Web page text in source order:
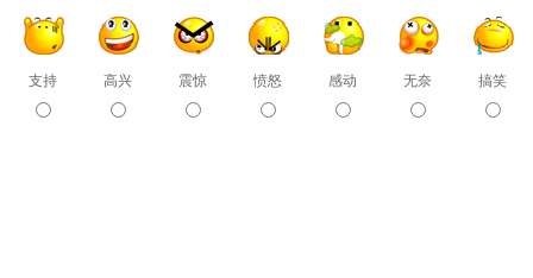
支持 高兴 震惊 愤怒 感动 无奈 搞笑